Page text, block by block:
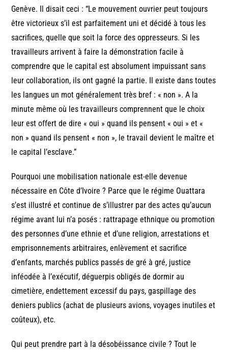
Genève. Il disait ceci : “Le mouvement ouvrier peut toujours
être victorieux s’il est parfaitement uni et décidé à tous les
sacrifices, quelle que soit la force des oppresseurs. Si les
travailleurs arrivent à faire la démonstration facile à
comprendre que le capital est absolument impuissant sans
leur collaboration, ils ont gagné la partie. Il existe dans toutes
les langues un mot généralement très bref : « non ». A la
minute même où les travailleurs comprennent que le choix
leur est offert de dire « oui » quand ils pensent « oui » et «
non » quand ils pensent « non », le travail devient le maître et
le capital l’esclave.”
Pourquoi une mobilisation nationale est-elle devenue
nécessaire en Côte d’Ivoire ? Parce que le régime Ouattara
s’est illustré et continue de s’illustrer par des actes qu’aucun
régime avant lui n’a posés : rattrapage ethnique ou promotion
des personnes d’une ethnie et d’une religion, arrestations et
emprisonnements arbitraires, enlèvement et sacrifice
d’enfants, marchés publics passés de gré à gré, justice
inféodée à l’exécutif, déguerpis obligés de dormir au
cimetière, endettement excessif du pays, gaspillage des
deniers publics (achat de plusieurs avions, voyages inutiles et
coûteux), etc.
Qui peut prendre part à la désobéissance civile ? Tout le